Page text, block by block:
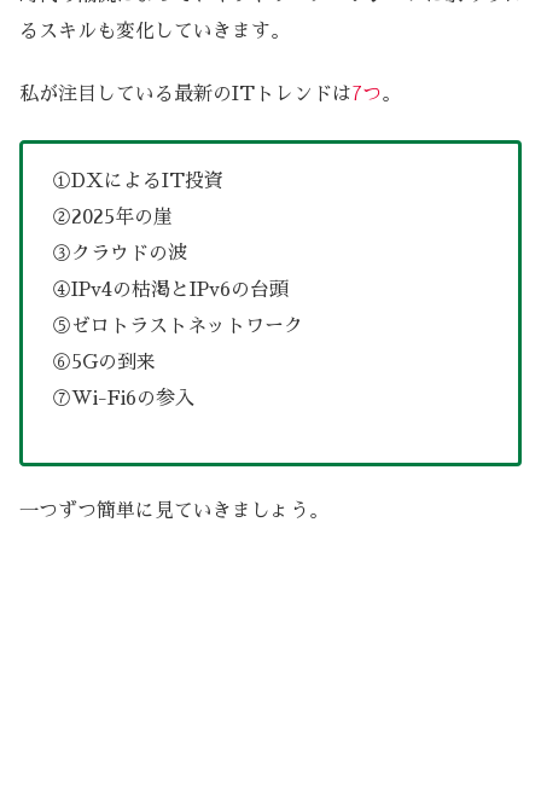
るスキルも変化していきます。
私が注目している最新のITトレンドは7つ。
①DXによるIT投資
②2025年の崖
③クラウドの波
④IPv4の枯渇とIPv6の台頭
⑤ゼロトラストネットワーク
⑥5Gの到来
⑦Wi-Fi6の参入
一つずつ簡単に見ていきましょう。